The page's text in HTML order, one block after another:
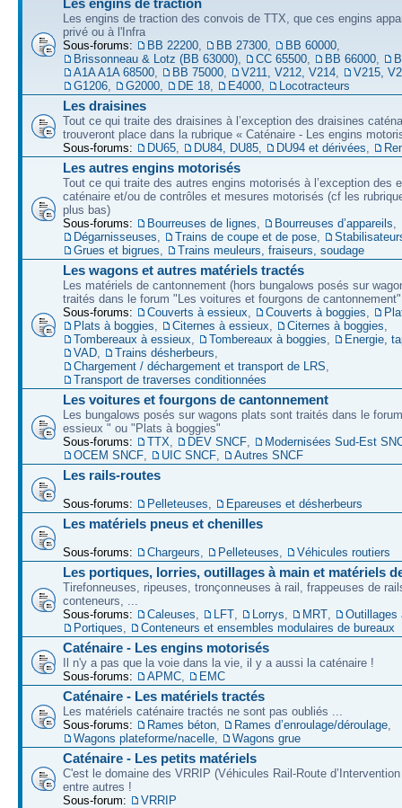
Les engins de traction des convois de TTX, que ces engins
privé ou à l'Infra
Sous-forums:
BB 22200 BB 27300 BB 60000
Brissonneau & Lotz (BB 63000)
CC 65500 BB 66000
A1A A1A 68500
BB 75000 V211, V212, V214
V215,
G1206
G2000 DE 18 E4000 Locotracteurs
Les draisines
Tout ce qui traite des draisines à l’exception des draisines
trouveront place dans la rubrique « Caténaire - Les engins
Sous-forums:
DU65 DU84, DU85 DU94 et dérivées
Les autres engins motorisés
Tout ce qui traite des autres engins motorisés à l’exception des
caténaire et/ou de contrôles et mesures motorisés (cf les
plus bas)
Sous-forums:
Bourreuses de lignes Bourreuses d’appareils
Dégarnisseuses
Trains de coupe et de pose
Grues et bigrues
Trains meuleurs, fraiseurs, soudage
Les wagons et autres matériels tractés
Les matériels de cantonnement (hors bungalows posés sur
traités dans le forum "Les voitures et fourgons de cantonnement"
Sous-forums:
Couverts à essieux Couverts à boggies
Plats à boggies
Citernes à essieux Citernes à boggies
Tombereaux à essieux
Tombereaux à boggies
Energie,
VAD
Trains désherbeurs
Chargement / déchargement et transport de LRS
Transport de traverses conditionnées
Les voitures et fourgons de cantonnement
Les bungalows posés sur wagons plats sont traités dans le
essieux " ou "Plats à boggies"
Sous-forums:
TTX DEV SNCF
Modernisées Sud-Est
OCEM SNCF
UIC SNCF Autres SNCF
Les rails-routes
Sous-forums: Pelleteuses Epareuses et désherbeurs
Les matériels pneus et chenilles
Sous-forums: Chargeurs Pelleteuses Véhicules routiers
Les portiques, lorries, outillages à main et matériels
Tirefonneuses, ripeuses, tronçonneuses à rail, frappeuses de
conteneurs, ...
Sous-forums:
Caleuses LFT Lorrys MRT
Outillages
Portiques
Conteneurs et ensembles modulaires de bureaux
Caténaire - Les engins motorisés
Il n'y a pas que la voie dans la vie, il y a aussi la caténaire !
Sous-forums:
APMC EMC
Caténaire - Les matériels tractés
Les matériels caténaire tractés ne sont pas oubliés ...
Sous-forums:
Rames béton Rames d’enroulage/déroulage
Wagons plateforme/nacelle
Wagons grue
Caténaire - Les petits matériels
C'est le domaine des VRRIP (Véhicules Rail-Route
entre autres !
Sous-forum:
VRRIP